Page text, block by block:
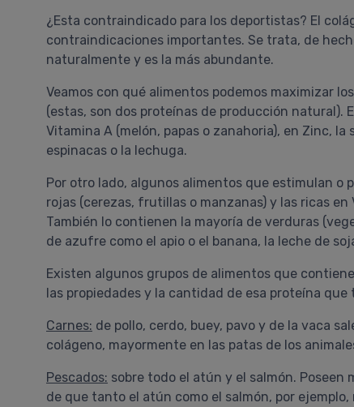
¿Esta contraindicado para los deportistas? El
contraindicaciones importantes. Se trata, de
naturalmente y es la más abundante.
Veamos con qué alimentos podemos maximizar
(estas, son dos proteínas de producción natural).
Vitamina A (melón, papas o zanahoria), en Zinc,
espinacas o la lechuga.
Por otro lado, algunos alimentos que estimulan o
rojas (cerezas, frutillas o manzanas) y las ricas
También lo contienen la mayoría de verduras
de azufre como el apio o el banana, la leche de
Existen algunos grupos de alimentos que
las propiedades y la cantidad de esa proteína que
Carnes: de pollo, cerdo, buey, pavo y de la vaca
colágeno, mayormente en las patas de los
Pescados: sobre todo el atún y el salmón. Poseen
de que tanto el atún como el salmón, por